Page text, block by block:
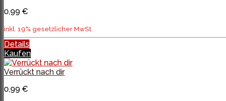
0,99 €
inkl. 19% gesetzlicher MwSt.
Details
Kaufen
Verrückt nach dir
0,99 €